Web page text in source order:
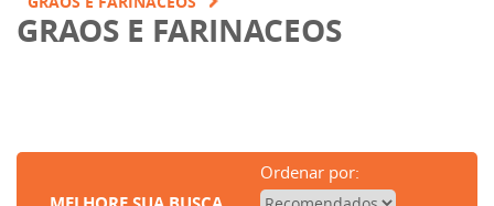
GRAOS E FARINACEOS
Ordenar por: